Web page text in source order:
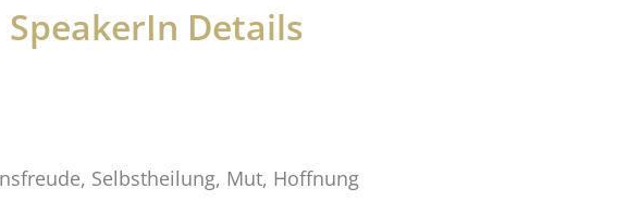
SpeakerIn Details
Selbstheilung, Mut, Hoffnung